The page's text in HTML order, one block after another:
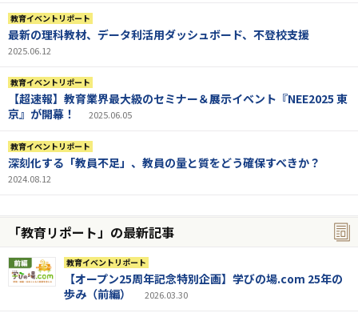
教育イベントリポート
最新の理科教材、データ利活用ダッシュボード、不登校支援
2025.06.12
教育イベントリポート
【超速報】教育業界最大級のセミナー＆展示イベント『NEE2025 東
京』が開幕！
2025.06.05
教育イベントリポート
深刻化する「教員不足」、教員の量と質をどう確保すべきか？
2024.08.12
「教育リポート」の最新記事
教育イベントリポート
【オープン25周年記念特別企画】学びの場.com 25年の
歩み（前編）
2026.03.30